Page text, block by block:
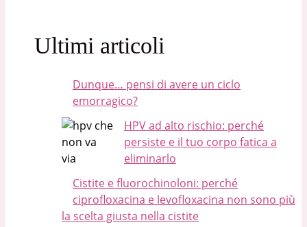
Ultimi articoli
Dunque… pensi di avere un ciclo
emorragico?
HPV ad alto rischio: perché
persiste e il tuo corpo fatica a
eliminarlo
Cistite e fluorochinoloni: perché
ciprofloxacina e levofloxacina non sono più
la scelta giusta nella cistite